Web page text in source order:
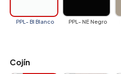
PPL- BI Blanco PPL- NE Negro
Cojín